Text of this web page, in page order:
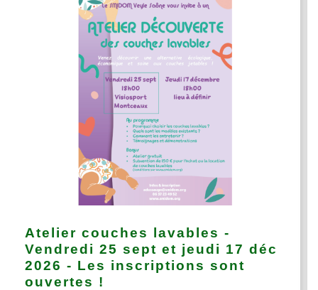
Atelier couches lavables -
Vendredi 25 sept et jeudi 17 déc
2026 - Les inscriptions sont
ouvertes !